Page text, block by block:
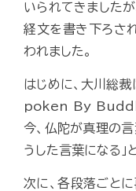
いられてきました
経文を書き下ろさ
われました。
はじめに、大川総
poken By
今、仏陀が真理の
うした言葉になる」
次に、各段落ごと